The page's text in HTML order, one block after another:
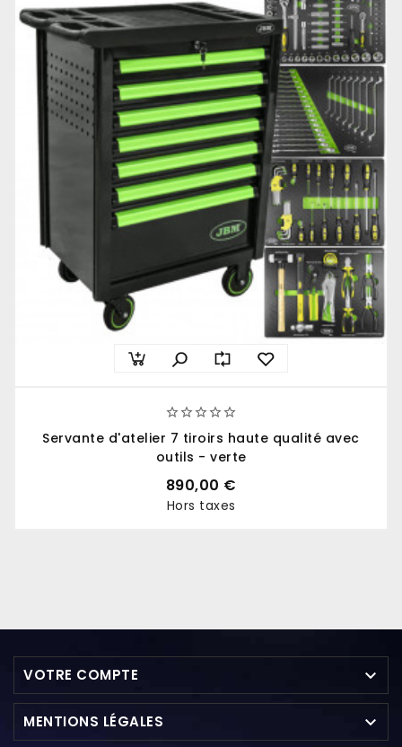

Servante d'atelier 7 tiroirs haute qualité avec
outils - verte
890,00 €
Hors taxes
VOTRE COMPTE 
MENTIONS LÉGALES 